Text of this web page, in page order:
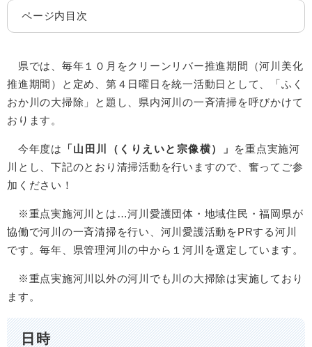
ページ内目次
県では、毎年１０月をクリーンリバー推進期間（河川美化
推進期間）と定め、第４日曜日を統一活動日として、「ふく
おか川の大掃除」と題し、県内河川の一斉清掃を呼びかけて
おります。
今年度は 「山田川（くりえいと宗像横）」
を重点実施河
川とし、下記のとおり清掃活動を行いますので、奮ってご参
加ください！
※重点実施河川とは…河川愛護団体・地域住民・福岡県が
協働で河川の一斉清掃を行い、河川愛護活動をPRする河川
です。毎年、県管理河川の中から１河川を選定しています。
※重点実施河川以外の河川でも川の大掃除は実施しており
ます。
日時